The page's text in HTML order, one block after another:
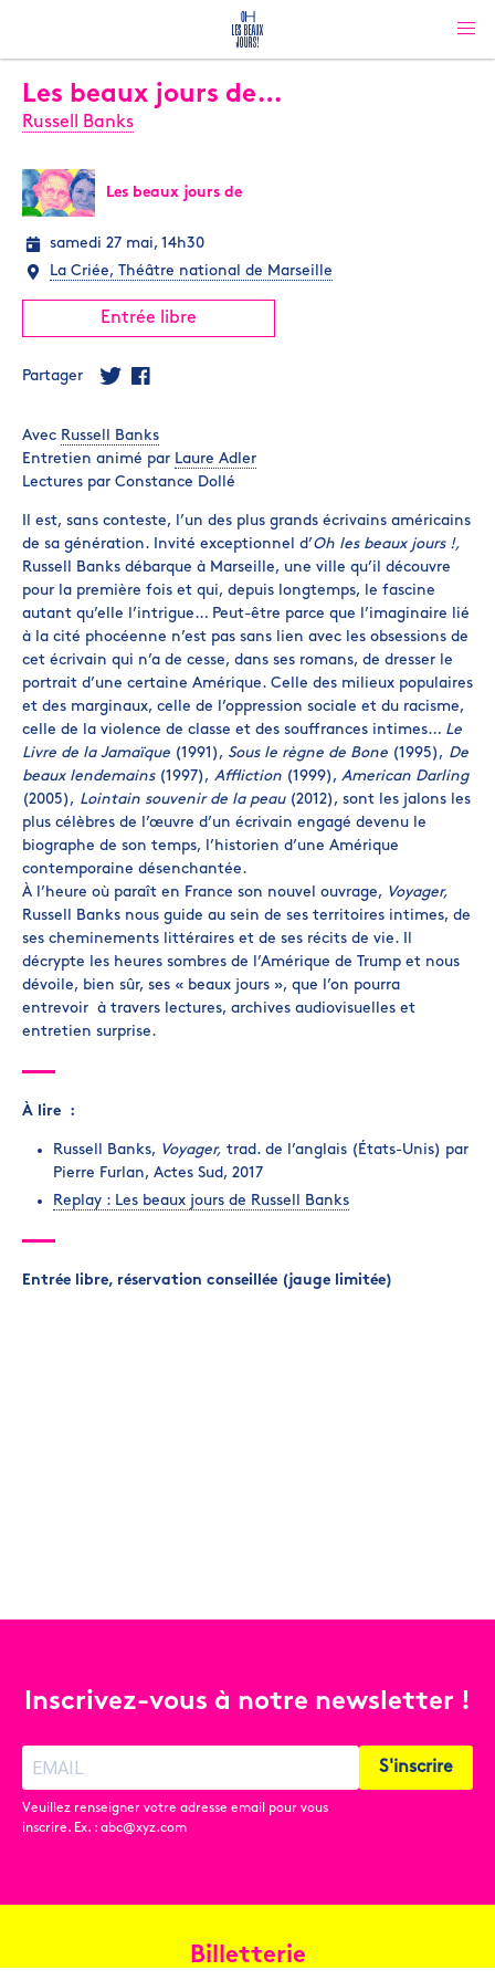
Les beaux jours de…
Russell Banks
Les beaux jours de
samedi 27 mai, 14h30
La Criée, Théâtre national de Marseille
Entrée libre
Partager
Avec Russell Banks
Entretien animé par Laure Adler
Lectures par Constance Dollé
Il est, sans conteste, l’un des plus grands écrivains américains
de sa génération. Invité exceptionnel d’Oh les beaux jours !,
Russell Banks débarque à Marseille, une ville qu’il découvre
pour la première fois et qui, depuis longtemps, le fascine
autant qu’elle l’intrigue… Peut-être parce que l’imaginaire lié
à la cité phocéenne n’est pas sans lien avec les obsessions de
cet écrivain qui n’a de cesse, dans ses romans, de dresser le
portrait d’une certaine Amérique. Celle des milieux populaires
et des marginaux, celle de l’oppression sociale et du racisme,
celle de la violence de classe et des souffrances intimes… Le
Livre de la Jamaïque (1991), Sous le règne de Bone (1995), De
beaux lendemains(1997), Affliction (1999), American Darling
(2005), Lointain souvenir de la peau(2012), sont les jalons les
plus célèbres de l’œuvre d’un écrivain engagé devenu le
biographe de son temps, l’historien d’une Amérique
contemporaine désenchantée.
À l’heure où paraît en France son nouvel ouvrage, Voyager,
Russell Banks nous guide au sein de ses territoires intimes, de
ses cheminements littéraires et de ses récits de vie. Il
décrypte les heures sombres de l’Amérique de Trump et nous
dévoile, bien sûr, ses « beaux jours », que l’on pourra
entrevoir à travers lectures, archives audiovisuelles et
entretien surprise.
À lire :
Russell Banks, Voyager, trad. de l’anglais (États-Unis) par
Pierre Furlan, Actes Sud, 2017
Replay : Les beaux jours de Russell Banks
Entrée libre, réservation conseillée (jauge limitée)
Inscrivez-vous à notre newsletter !
Veuillez renseigner votre adresse email pour vous
inscrire. Ex. : abc@xyz.com
S'inscrire
Billetterie